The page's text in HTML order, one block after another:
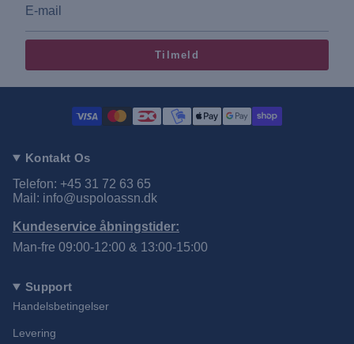
Tilmeld
Kontakt Os
Telefon: +45 31 72 63 65
Mail: info@uspoloassn.dk
Kundeservice åbningstider:
Man-fre 09:00-12:00 & 13:00-15:00
Support
Handelsbetingelser
Levering